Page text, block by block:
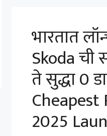
भारतात
Skoda ची
ते सुद्धा 0
Cheapest
2025